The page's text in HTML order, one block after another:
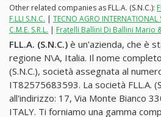
Other related companies as FLL.A. (S.N.C.):
F.LLI S.N.C. | TECNO AGRO INTERNATIONAL
C.M.E. S.R.L. | Fratelli Ballini Di Ballini Mario
FLL.A. (S.N.C.) è un'azienda, che è
regione N\A, Italia. Il nome
(S.N.C.), società assegnata al
IT82575683593. La società FLL.A.
all'indirizzo: 17, Via Monte Bianco
ITALY. Ti forniamo una gamma